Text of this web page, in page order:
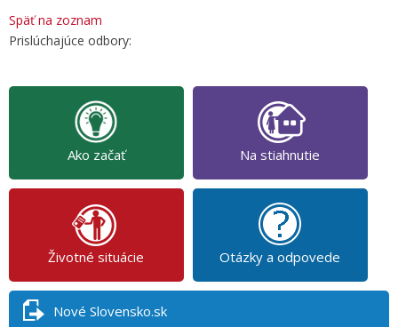
Späť na zoznam
Prislúchajúce odbory:
Ako začať Na stiahnutie
Životné situácie Otázky a odpovede
Nové Slovensko.sk